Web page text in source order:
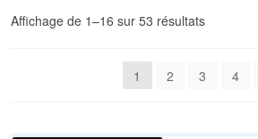
Affichage de 1–16 sur 53 résultatsTrié
récent
1 2 3 4